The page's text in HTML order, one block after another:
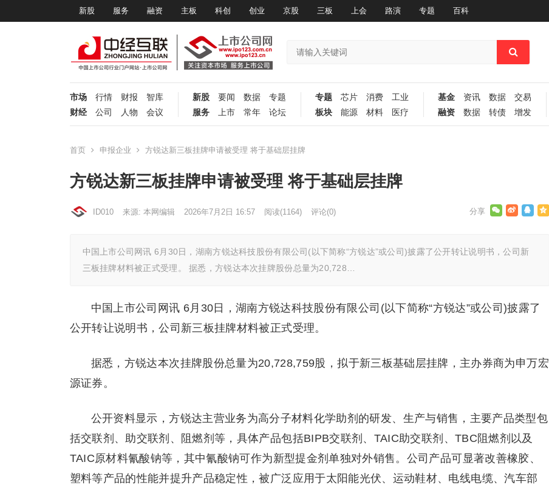
新股 服务 融资 主板 科创 创业 京股 三板 上会 路演 专题 百科
市场 行情 财报
智库
财经
公司 人物 会议
新股 要闻 数据
专题
服务
上市 常年 论坛
专题 芯片 消费
工业
板块
能源 材料 医疗
基金 资讯 数据
交易
融资
数据 转债 增发
首页 申报企业 方锐达新三板挂牌申请被受理 将于基础层挂牌
方锐达新三板挂牌申请被受理 将于基础层挂牌
ID010 来源: 本网编辑 2026年7月2日 16:57 阅读(1164) 评论(0)
中国上市公司网讯 6月30日，湖南方锐达科技股份有限公司(以下简称“方锐达”或公司)披露了公开转让说明书，公司新
三板挂牌材料被正式受理。 据悉，方锐达本次挂牌股份总量为20,728…
中国上市公司网讯 6月30日，湖南方锐达科技股份有限公司(以下简称“方锐达”或公司)披露了
公开转让说明书，公司新三板挂牌材料被正式受理。
据悉，方锐达本次挂牌股份总量为20,728,759股，拟于新三板基础层挂牌，主办券商为申万宏
源证券。
公开资料显示，方锐达主营业务为高分子材料化学助剂的研发、生产与销售，主要产品类型包
括交联剂、助交联剂、阻燃剂等，具体产品包括BIPB交联剂、TAIC助交联剂、TBC阻燃剂以及
TAIC原材料氰酸钠等，其中氰酸钠可作为新型提金剂单独对外销售。公司产品可显著改善橡胶、
塑料等产品的性能并提升产品稳定性，被广泛应用于太阳能光伏、运动鞋材、电线电缆、汽车部